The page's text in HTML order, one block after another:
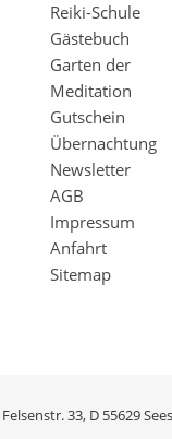
Reiki-Schule
Gästebuch
Garten der
Meditation
Gutschein
Übernachtung
Newsletter
AGB
Impressum
Anfahrt
Sitemap
33, D 55629